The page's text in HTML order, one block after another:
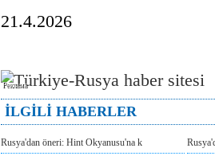
21.4.2026
Реклама
İLGİLİ HABERLER
Rusya'dan öneri: Hint Okyanusu'na k